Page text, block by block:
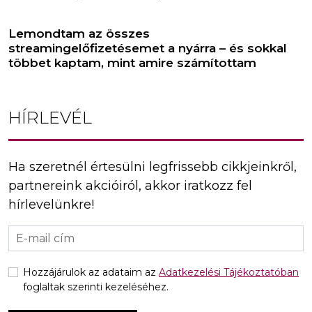
Lemondtam az összes
streamingelőfizetésemet a nyárra – és sokkal
többet kaptam, mint amire számítottam
HÍRLEVÉL
Ha szeretnél értesülni legfrissebb cikkjeinkről,
partnereink akcióiról, akkor iratkozz fel
hírlevelünkre!
Hozzájárulok az adataim az Adatkezelési Tájékoztatóban
foglaltak szerinti kezeléséhez.